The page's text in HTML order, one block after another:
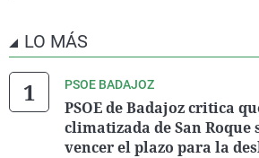
LO MÁS
PSOE BADAJOZ
PSOE de Badajoz critica
climatizada de San Roque
vencer el plazo para la